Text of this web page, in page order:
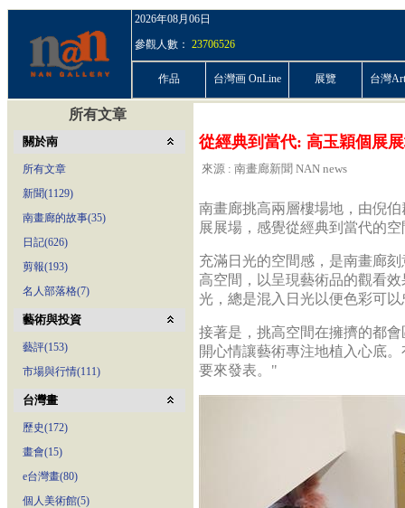
2026年08月06日
參觀人數： 23706526
作品 台灣画 OnLine 展覽 台灣
所有文章
關於南
所有文章
新聞(1129)
南畫廊的故事(35)
日記(626)
剪報(193)
名人部落格(7)
藝術與投資
藝評(153)
市場與行情(111)
台灣畫
歷史(172)
畫會(15)
e台灣畫(80)
個人美術館(5)
從經典到當代: 高玉穎個展
來源 : 南畫廊新聞 NAN news
南畫廊挑高兩層樓場地，由倪
展展場，感覺從經典到當代的
充滿日光的空間感，是南畫廊
高空間，以呈現藝術品的觀看
光，總是混入日光以便色彩可
接著是，挑高空間在擁擠的都
開心情讓藝術專注地植入心底
要來發表。"